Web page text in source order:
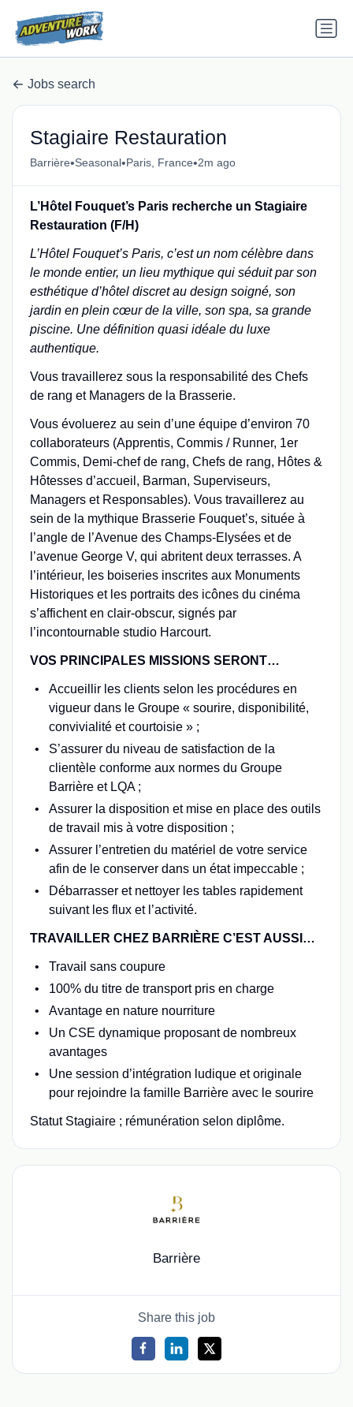
Jobs search
Stagiaire Restauration
Barrière•Seasonal•Paris, France•2m ago
L’Hôtel Fouquet’s Paris recherche un Stagiaire
Restauration (F/H)
L’Hôtel Fouquet’s Paris, c’est un nom célèbre dans
le monde entier, un lieu mythique qui séduit par son
esthétique d’hôtel discret au design soigné, son
jardin en plein cœur de la ville, son spa, sa grande
piscine. Une définition quasi idéale du luxe
authentique.
Vous travaillerez sous la responsabilité des Chefs
de rang et Managers de la Brasserie.
Vous évoluerez au sein d’une équipe d’environ 70
collaborateurs (Apprentis, Commis / Runner, 1er
Commis, Demi-chef de rang, Chefs de rang, Hôtes &
Hôtesses d’accueil, Barman, Superviseurs,
Managers et Responsables). Vous travaillerez au
sein de la mythique Brasserie Fouquet’s, située à
l’angle de l’Avenue des Champs-Elysées et de
l’avenue George V, qui abritent deux terrasses. A
l’intérieur, les boiseries inscrites aux Monuments
Historiques et les portraits des icônes du cinéma
s’affichent en clair-obscur, signés par
l’incontournable studio Harcourt.
VOS PRINCIPALES MISSIONS SERONT…
Accueillir les clients selon les procédures en
vigueur dans le Groupe « sourire, disponibilité,
convivialité et courtoisie » ;
S’assurer du niveau de satisfaction de la
clientèle conforme aux normes du Groupe
Barrière et LQA ;
Assurer la disposition et mise en place des outils
de travail mis à votre disposition ;
Assurer l’entretien du matériel de votre service
afin de le conserver dans un état impeccable ;
Débarrasser et nettoyer les tables rapidement
suivant les flux et l’activité.
TRAVAILLER CHEZ BARRIÈRE C’EST AUSSI…
Travail sans coupure
100% du titre de transport pris en charge
Avantage en nature nourriture
Un CSE dynamique proposant de nombreux
avantages
Une session d’intégration ludique et originale
pour rejoindre la famille Barrière avec le sourire
Statut Stagiaire ; rémunération selon diplôme.
Barrière
Share this job